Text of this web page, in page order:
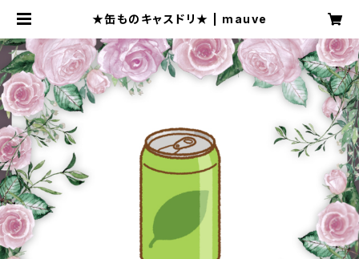
★缶ものキャスドリ★ | mauve